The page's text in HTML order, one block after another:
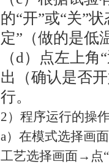
的“开”或“关”
定”（做的是低
（d）
点左上角
出（确认是否
行。
2）程序运行的操
a）在模式选择画
工艺选择画面→点